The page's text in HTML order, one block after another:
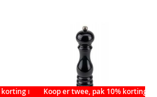
mee Koop er twee, pak 10% korting